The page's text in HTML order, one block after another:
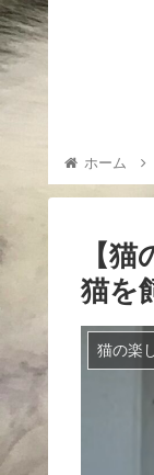
ホーム
【
猫を
猫の楽